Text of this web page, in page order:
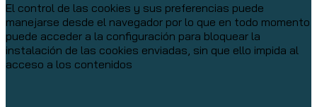
El control de las cookies y sus preferencias puede
manejarse desde el navegador por lo que en todo momento
puede acceder a la configuración para bloquear la
instalación de las cookies enviadas, sin que ello impida al
acceso a los contenidos